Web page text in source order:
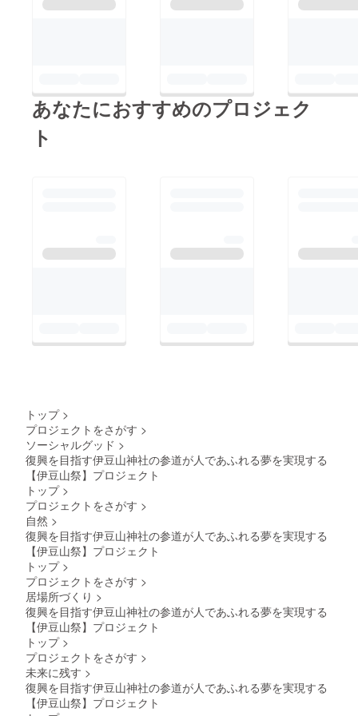
あなたにおすすめのプロジェク
ト
トップ >
プロジェクトをさがす >
ソーシャルグッド >
復興を目指す伊豆山神社の参道が人であふれる夢を実現する
【伊豆山祭】プロジェクト
トップ >
プロジェクトをさがす >
自然 >
復興を目指す伊豆山神社の参道が人であふれる夢を実現する
【伊豆山祭】プロジェクト
トップ >
プロジェクトをさがす >
居場所づくり >
復興を目指す伊豆山神社の参道が人であふれる夢を実現する
【伊豆山祭】プロジェクト
トップ >
プロジェクトをさがす >
未来に残す >
復興を目指す伊豆山神社の参道が人であふれる夢を実現する
【伊豆山祭】プロジェクト